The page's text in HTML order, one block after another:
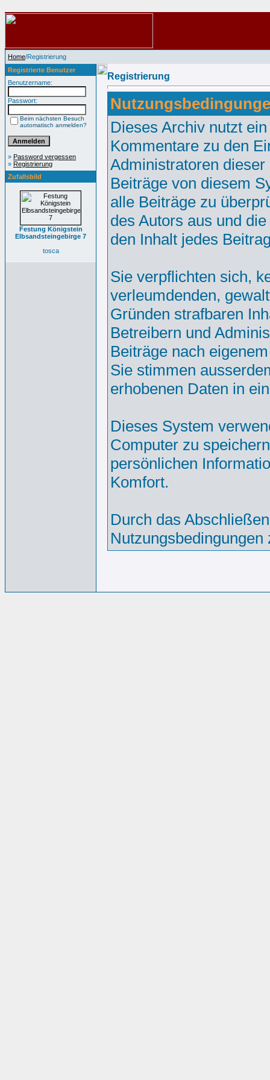
Home/Registrierung
Registrierte Benutzer
Benutzername:
Passwort:
Beim nächsten Besuch
automatisch anmelden?
» Password vergessen
» Registrierung
Zufallsbild
Festung Königstein
Elbsandsteingebirge 7
tosca
Registrierung
Dieses Archiv nutzt
Kommentare zu den
Administratoren
Beiträge von diesem
alle Beiträge zu
des Autors aus und
den Inhalt jedes
Sie verpflichten sich,
verleumdenden,
Gründen strafbaren
Betreibern und
Beiträge nach
Sie stimmen
erhobenen Daten in
Dieses System
Computer zu
persönlichen
Komfort.
Durch das
Nutzungsbedingungen